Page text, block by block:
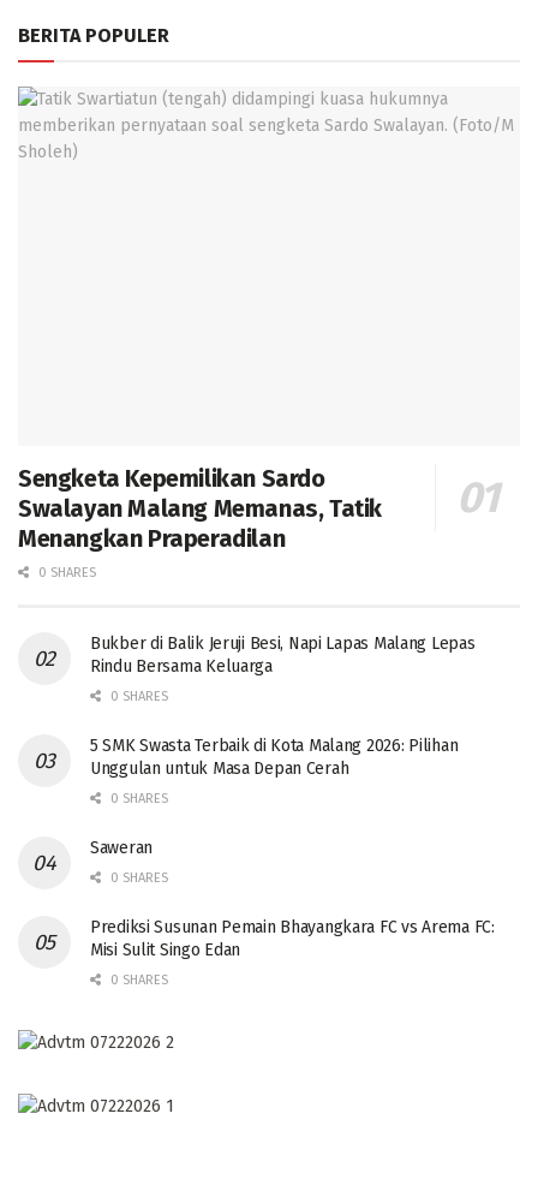
BERITA POPULER
Sengketa Kepemilikan Sardo
Swalayan Malang Memanas, Tatik
Menangkan Praperadilan
0 SHARES
Bukber di Balik Jeruji Besi, Napi Lapas Malang Lepas
Rindu Bersama Keluarga
0 SHARES
5 SMK Swasta Terbaik di Kota Malang 2026: Pilihan
Unggulan untuk Masa Depan Cerah
0 SHARES
Saweran
0 SHARES
Prediksi Susunan Pemain Bhayangkara FC vs Arema FC:
Misi Sulit Singo Edan
0 SHARES